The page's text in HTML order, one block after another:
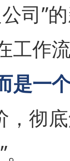
司”
工作
是一
，彻